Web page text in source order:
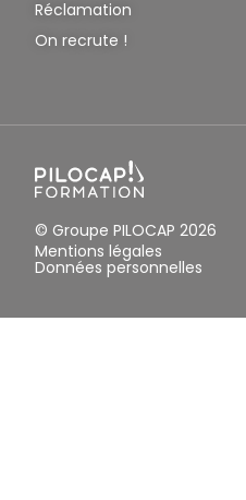
Réclamation
On recrute !
© Groupe PILOCAP 2026
Mentions légales
Données personnelles